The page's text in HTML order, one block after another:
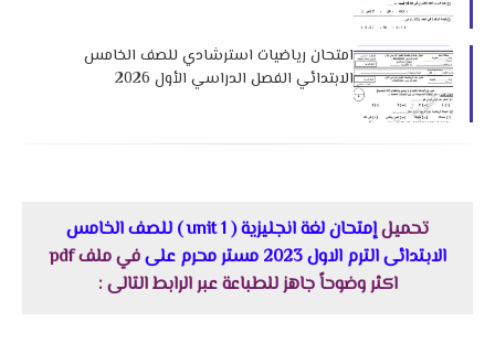
امتحان رياضيات استرشادي للصف الخامس
الابتدائي الفصل الدراسي الأول 2026
تحميل
إمتحان لغة انجليزية ( unit 1 ) للصف الخامس
الابتدائى الترم الاول 2023 مستر محرم على
في ملف pdf
اكثر وضوحاً جاهز للطباعة عبر الرابط التالى :